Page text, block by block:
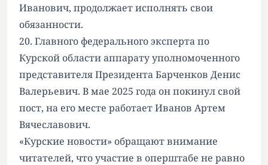
Иванович, продолжает исполнять свои
обязанности.
20. Главного федерального эксперта по
Курской области аппарату уполномоченного
представителя Президента Барченков Денис
Валерьевич. В мае 2025 года он покинул свой
пост, на его месте работает Иванов Артем
Вячеславович.
«Курские новости» обращают внимание
читателей, что участие в оперштабе не равно